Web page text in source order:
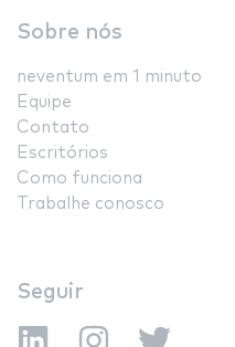
Sobre nós
neventum em 1 minuto
Equipe
Contato
Escritórios
Como funciona
Trabalhe conosco
Seguir